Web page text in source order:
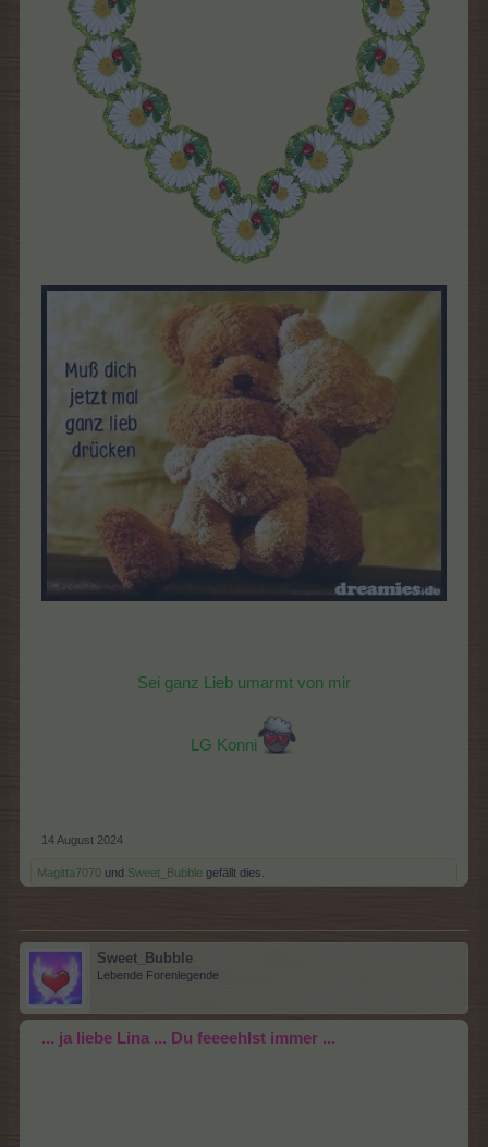
Sei ganz Lieb umarmt von mir
LG Konni
14 August 2024
Magitta7070 und Sweet_Bubble gefällt dies.
Sweet_Bubble
Lebende Forenlegende
... ja liebe Lina ... Du feeeehlst immer ...